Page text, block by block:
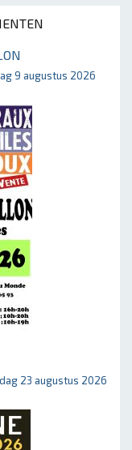
9 augustus 2026
23 augustus 2026